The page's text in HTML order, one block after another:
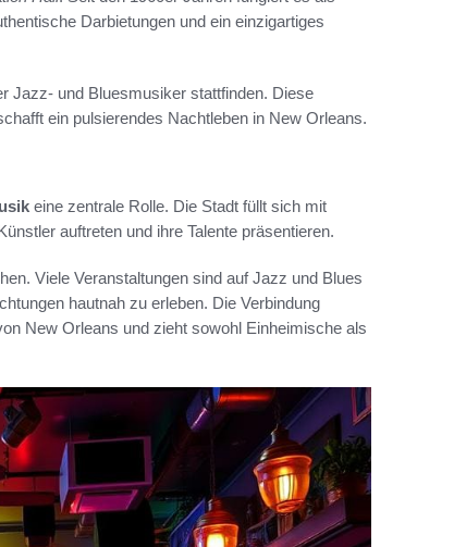
Darbietungen und ein einzigartiges
Jazz- und Bluesmusiker stattfinden. Diese
ein pulsierendes Nachtleben in New Orleans.
eine zentrale Rolle. Die Stadt füllt sich mit
auftreten und ihre Talente präsentieren.
Viele Veranstaltungen sind auf Jazz und Blues
hautnah zu erleben. Die Verbindung
New Orleans und zieht sowohl Einheimische als